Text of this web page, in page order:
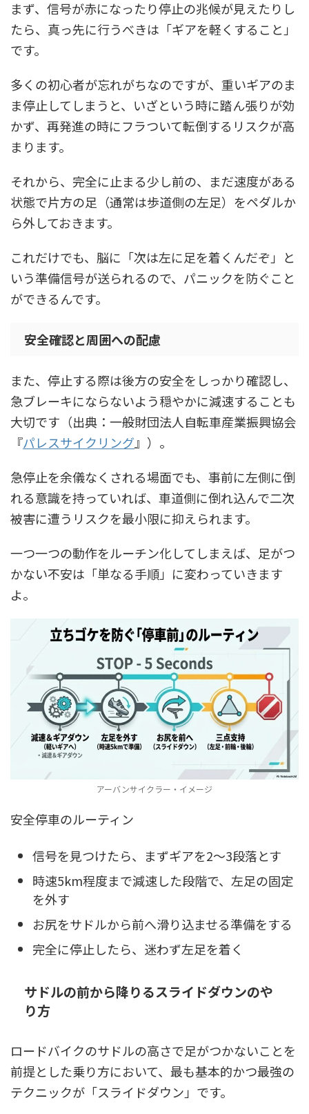
まず、信号が赤になったり停止の兆候が見えたりし
たら、真っ先に行うべきは「ギアを軽くすること」
です。
多くの初心者が忘れがちなのですが、重いギアのま
ま停止してしまうと、いざという時に踏ん張りが効
かず、再発進の時にフラついて転倒するリスクが高
まります。
それから、完全に止まる少し前の、まだ速度がある
状態で片方の足（通常は歩道側の左足）をペダルか
ら外しておきます。
これだけでも、脳に「次は左に足を着くんだぞ」と
いう準備信号が送られるので、パニックを防ぐこと
ができるんです。
安全確認と周囲への配慮
また、停止する際は後方の安全をしっかり確認し、
急ブレーキにならないよう穏やかに減速することも
大切です（出典：一般財団法人自転車産業振興協会
『パレスサイクリング』）。
急停止を余儀なくされる場面でも、事前に左側に倒
れる意識を持っていれば、車道側に倒れ込んで二次
被害に遭うリスクを最小限に抑えられます。
一つ一つの動作をルーチン化してしまえば、足がつ
かない不安は「単なる手順」に変わっていきます
よ。
アーバンサイクラー・イメージ
安全停車のルーティン
信号を見つけたら、まずギアを2〜3段落とす
時速5km程度まで減速した段階で、左足の固定
を外す
お尻をサドルから前へ滑り込ませる準備をする
完全に停止したら、迷わず左足を着く
サドルの前から降りるスライドダウンのや
り方
ロードバイクのサドルの高さで足がつかないことを
前提とした乗り方において、最も基本的かつ最強の
テクニックが「スライドダウン」です。